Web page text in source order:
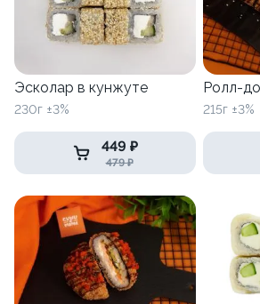
Эсколар в кунжуте
230г ±3%
449 ₽
479 ₽
Ролл-
215г ±3%